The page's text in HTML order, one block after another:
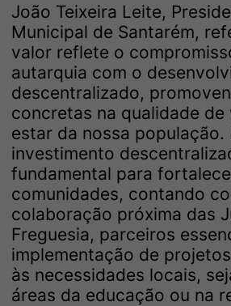
João Teixeira Leite,
Municipal de Santarém,
valor reflete o
autarquia com o
descentralizado,
concretas na qualidade de
estar da nossa população.
investimento
fundamental para
comunidades, contando
colaboração próxima das
Freguesia, parceiros
implementação de
às necessidades locais,
áreas da educação ou na